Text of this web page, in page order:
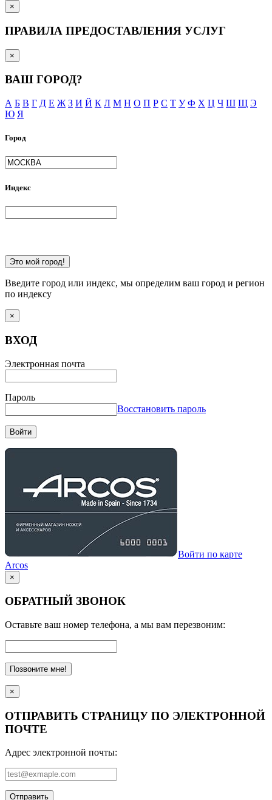
×
ПРАВИЛА ПРЕДОСТАВЛЕНИЯ УСЛУГ
×
ВАШ ГОРОД?
А Б В Г Д Е Ж З И Й К Л М Н О П Р С Т У Ф Х Ц Ч Ш Щ Э
Ю Я
Город
Индекс
Это мой город!
Введите город или индекс, мы определим ваш город и регион
по индексу
×
ВХОД
Электронная почта
Пароль
Восстановить пароль
Войти
Войти по карте
Arcos
×
ОБРАТНЫЙ ЗВОНОК
Оставьте ваш номер телефона, а мы вам перезвоним:
Позвоните мне!
×
ОТПРАВИТЬ СТРАНИЦУ ПО ЭЛЕКТРОННОЙ
ПОЧТЕ
Адрес электронной почты:
Отправить